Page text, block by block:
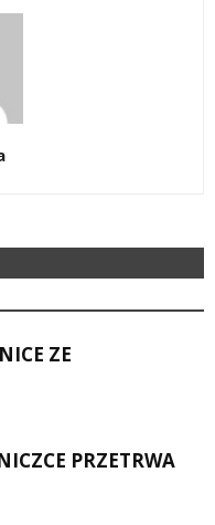
ZE
PRZETRWA